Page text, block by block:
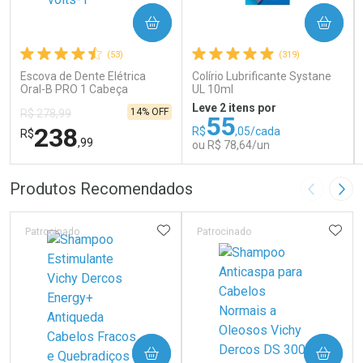
(53)
Escova de Dente Elétrica
Oral-B PRO 1 Cabeça
Redonda Recarregável 1
Unidade
R$ 278,99
R$238,99
14% OFF
COMPRAR
FECHAR
Ativar Desconto
FECHAR
Por Menos
(319)
Colírio Lubrificante Systane
UL 10ml
Leve 2 itens por
R$55,05/cada
ou R$ 78,64/un
COMPRAR
Por Menos
Produtos Recomendados Imagem
Patrocinado ADICIONAR AOS FAVORITOS
COMPRAR
Patrocinado
COMPRAR